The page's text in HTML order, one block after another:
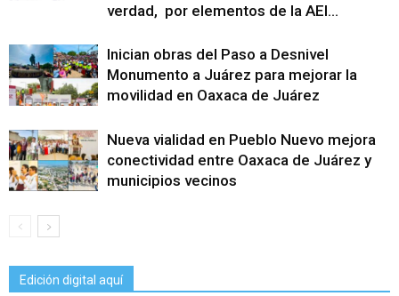
verdad, por elementos de la AEI...
Inician obras del Paso a Desnivel
Monumento a Juárez para mejorar la
movilidad en Oaxaca de Juárez
Nueva vialidad en Pueblo Nuevo mejora
conectividad entre Oaxaca de Juárez y
municipios vecinos
Edición digital aquí